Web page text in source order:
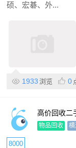
硕、宏碁、外...
1933 浏览 0
高价回收二
备电瓶
物品回收
8000